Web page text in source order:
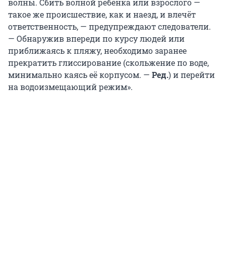
волны. Сбить волной ребёнка или взрослого —
такое же происшествие, как и наезд, и влечёт
ответственность, — предупреждают следователи.
— Обнаружив впереди по курсу людей или
приближаясь к пляжу, необходимо заранее
прекратить глиссирование (скольжение по воде,
минимально каясь её корпусом. — Ред.) и перейти
на водоизмещающий режим».